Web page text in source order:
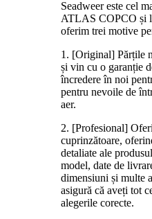
Seadweer este cel
ATLAS COPCO și
oferim trei motive
1. [Original] Părțile
și vin cu o garanție
încredere în noi
pentru nevoile de
aer.
2. [Profesional]
cuprinzătoare,
detaliate ale
model, date de
dimensiuni și multe
asigură că aveți tot
alegerile corecte.